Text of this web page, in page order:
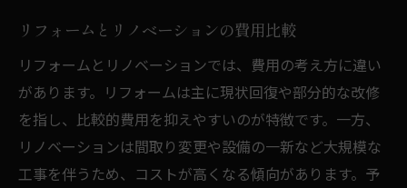
リフォームとリノベーションの費用比較
リフォームとリノベーションでは、費用の考え方に違い
があります。リフォームは主に現状回復や部分的な改修
を指し、比較的費用を抑えやすいのが特徴です。一方、
リノベーションは間取り変更や設備の一新など大規模な
工事を伴うため、コストが高くなる傾向があります。予